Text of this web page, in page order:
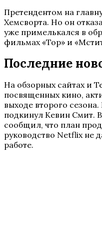
Претендентом на
Хемсворта. Но он
уже примелькался в
фильмах «Тор» и
Последние
На обзорных сайтах и
посвященных кино,
выходе второго
подкинул Кевин Смит.
сообщил, что план
руководство Netflix не
работе.